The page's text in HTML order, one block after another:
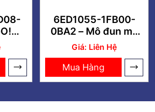
6ED1055-1FB00-
0BA2 – Mô đun mở
rộng LOGO! DM8
230R 4DI/4DO
Giá: Liên Hệ
Mua Hàng